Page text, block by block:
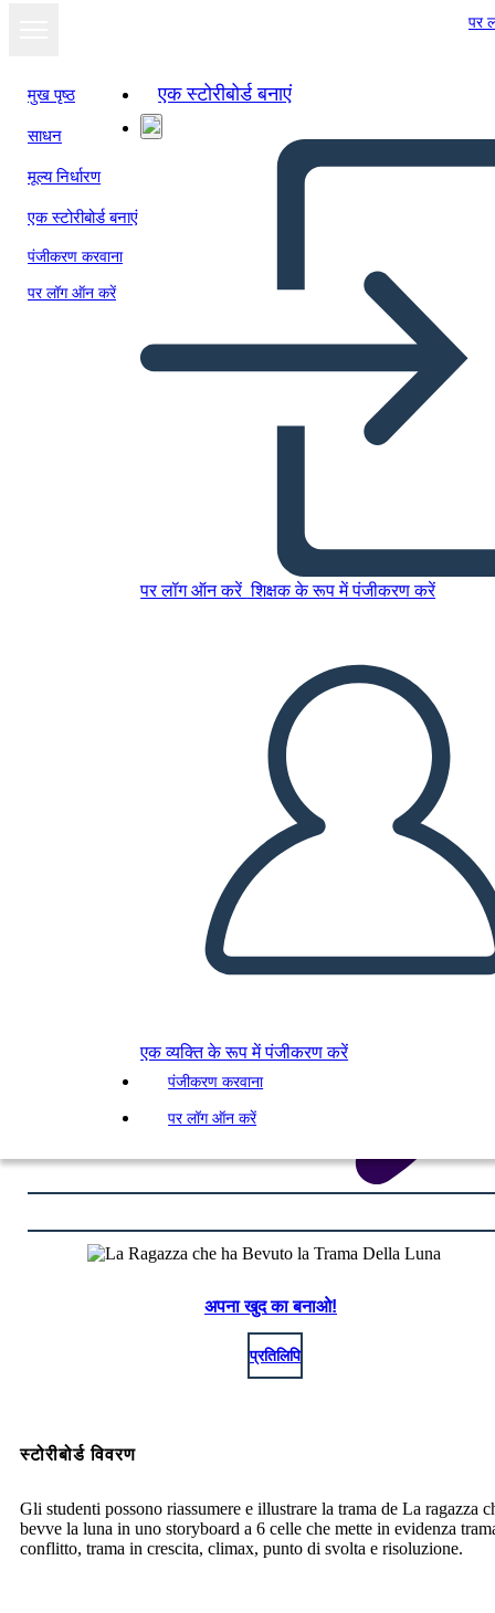
पर
मुख पृष्ठ
साधन
मूल्य निर्धारण
एक स्टोरीबोर्ड बनाएं
पंजीकरण करवाना
पर लॉग ऑन करें
एक स्टोरीबोर्ड बनाएं
पर लॉग ऑन करें शिक्षक के रूप में पंजीकरण करें
एक व्यक्ति के रूप में पंजीकरण करें
पंजीकरण करवाना
पर लॉग ऑन करें
Trama Della Luna
स्लाइड शो चलाएं
मुझे पढ़कर सुनाओ
अपना खुद का बनाओ!
प्रतिलिपि
स्टोरीबोर्ड विवरण
Gli studenti possono riassumere e illustrare la trama de La ragazza
bevve la luna in uno storyboard a 6 celle che mette in evidenza
conflitto, trama in crescita, climax, punto di svolta e risoluzione.